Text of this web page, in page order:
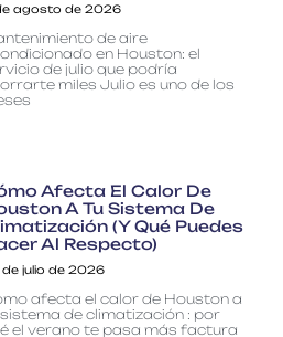
agosto de 2026
de aire
en Houston: el
de julio que podría
miles Julio es uno de los
Afecta El Calor De
A Tu Sistema De
(y Qué Puedes
Al Respecto)
julio de 2026
afecta el calor de Houston a
de climatización : por
el verano te pasa más factura